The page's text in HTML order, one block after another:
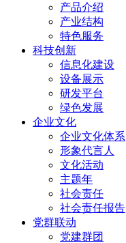
产品介绍
产业结构
特色服务
科技创新
信息化建设
设备展示
研发平台
绿色发展
企业文化
企业文化体系
形象代言人
文化活动
主题年
社会责任
社会责任报告
党群联动
党建群团